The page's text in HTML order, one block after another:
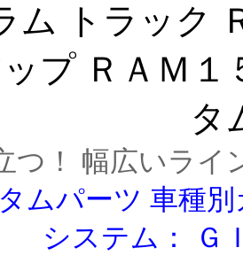
ム トラック
プ ＲＡＭ
タ
つ！ 幅広いライ
タムパーツ 車種
システム： Ｇ